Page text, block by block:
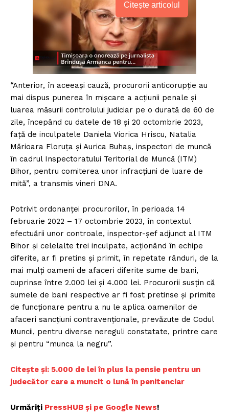
Citește articolul
“Anterior, în aceeași cauză, procurorii anticorupție au
mai dispus punerea în mișcare a acțiunii penale și
luarea măsurii controlului judiciar pe o durată de 60 de
zile, începând cu datele de 18 și 20 octombrie 2023,
față de inculpatele Daniela Viorica Hriscu, Natalia
Mărioara Floruța și Aurica Buhaș, inspectori de muncă
în cadrul Inspectoratului Teritorial de Muncă (ITM)
Bihor, pentru comiterea unor infracțiuni de luare de
mită”, a transmis vineri DNA.
Potrivit ordonanței procurorilor, în perioada 14
februarie 2022 – 17 octombrie 2023, în contextul
efectuării unor controale, inspector-șef adjunct al ITM
Bihor și celelalte trei inculpate, acționând în echipe
diferite, ar fi pretins și primit, în repetate rânduri, de la
mai mulți oameni de afaceri diferite sume de bani,
cuprinse între 2.000 lei și 4.000 lei. Procurorii susțin că
sumele de bani respective ar fi fost pretinse și primite
de funcționare pentru a nu le aplica oamenilor de
afaceri sancțiuni contravenționale, prevăzute de Codul
Muncii, pentru diverse nereguli constatate, printre care
și pentru “munca la negru”.
Citește și: 5.000 de lei în plus la pensie pentru un
judecător care a muncit o lună în penitenciar
Urmăriți PressHUB și pe Google News!